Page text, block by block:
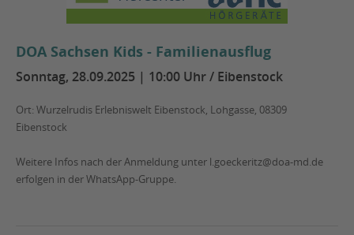
DOA Sachsen Kids - Familienausflug
Sonntag, 28.09.2025 | 10:00 Uhr / Eibenstock
Ort: Wurzelrudis Erlebniswelt Eibenstock, Lohgasse, 08309
Eibenstock
Weitere Infos nach der Anmeldung unter l.goeckeritz@doa-md.de
erfolgen in der WhatsApp-Gruppe.